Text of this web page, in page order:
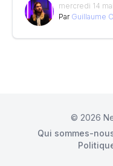
mercredi 14
Par Guillaume
© 2026
Qui sommes-